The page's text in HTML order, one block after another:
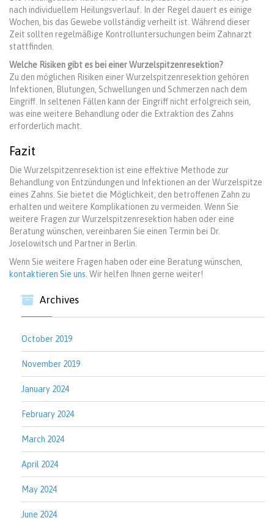
nach individuellem Heilungsverlauf. In der Regel dauert es einige
Wochen, bis das Gewebe vollständig verheilt ist. Während dieser
Zeit sollten regelmäßige Kontrolluntersuchungen beim Zahnarzt
stattfinden.
Welche Risiken gibt es bei einer Wurzelspitzenresektion?
Zu den möglichen Risiken einer Wurzelspitzenresektion gehören
Infektionen, Blutungen, Schwellungen und Schmerzen nach dem
Eingriff. In seltenen Fällen kann der Eingriff nicht erfolgreich sein,
was eine weitere Behandlung oder die Extraktion des Zahns
erforderlich macht.
Fazit
Die Wurzelspitzenresektion ist eine effektive Methode zur
Behandlung von Entzündungen und Infektionen an der Wurzelspitze
eines Zahns. Sie bietet die Möglichkeit, den betroffenen Zahn zu
erhalten und weitere Komplikationen zu vermeiden. Wenn Sie
weitere Fragen zur Wurzelspitzenresektion haben oder eine
Beratung wünschen, vereinbaren Sie einen Termin bei Dr.
Joselowitsch und Partner in Berlin.
Wenn Sie weitere Fragen haben oder eine Beratung wünschen,
kontaktieren Sie uns . Wir helfen Ihnen gerne weiter!
Archives
October 2019
November 2019
January 2024
February 2024
March 2024
April 2024
May 2024
June 2024